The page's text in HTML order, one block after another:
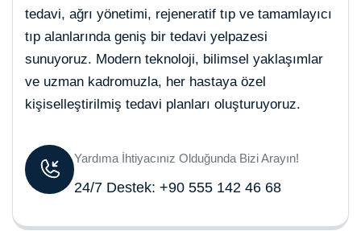
tedavi, ağrı yönetimi, rejeneratif tıp ve tamamlayıcı
tıp alanlarında geniş bir tedavi yelpazesi
sunuyoruz. Modern teknoloji, bilimsel yaklaşımlar
ve uzman kadromuzla, her hastaya özel
kişiselleştirilmiş tedavi planları oluşturuyoruz.
Yardıma İhtiyacınız Olduğunda Bizi Arayın!
24/7 Destek: +90 555 142 46 68